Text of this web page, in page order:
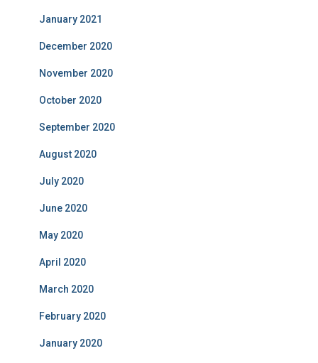
January 2021
December 2020
November 2020
October 2020
September 2020
August 2020
July 2020
June 2020
May 2020
April 2020
March 2020
February 2020
January 2020